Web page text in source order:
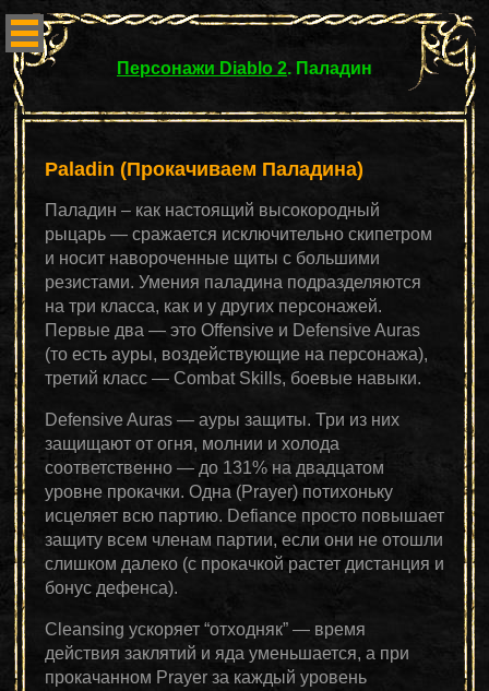
Персонажи Diablo 2. Паладин
Paladin (Прокачиваем Паладина)
Паладин – как настоящий высокородный
рыцарь — сражается исключительно скипетром
и носит навороченные щиты с большими
резистами. Умения паладина подразделяются
на три класса, как и у других персонажей.
Первые два — это Offensive и Defensive Auras
(то есть ауры, воздействующие на персонажа),
третий класс — Combat Skills, боевые навыки.
Defensive Auras — ауры защиты. Три из них
защищают от огня, молнии и холода
соответственно — до 131% на двадцатом
уровне прокачки. Одна (Prayer) потихоньку
исцеляет всю партию. Defiance просто повышает
защиту всем членам партии, если они не отошли
слишком далеко (с прокачкой растет дистанция и
бонус дефенса).
Cleansing ускоряет “отходняк” — время
действия заклятий и яда уменьшается, а при
прокачанном Prayer за каждый уровень